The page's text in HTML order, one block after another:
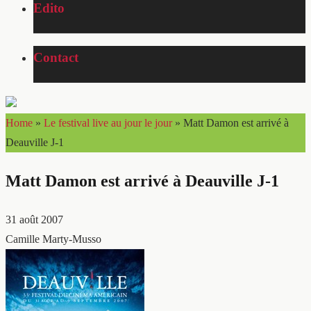
Edito
Contact
Home » Le festival live au jour le jour» Matt Damon est arrivé à
Deauville J-1
Matt Damon est arrivé à Deauville J-1
31 août 2007
Camille Marty-Musso